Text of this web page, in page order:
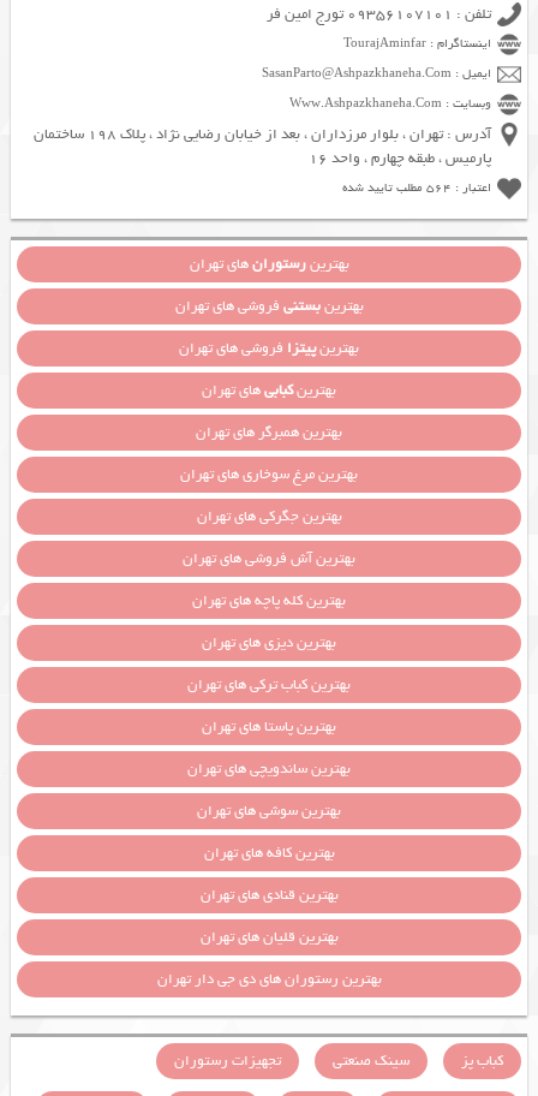
تلفن : 09356107101 تورج امین فر
اینستاگرام : TourajAminfar
ایمیل : SasanParto@Ashpazkhaneha.Com
وبسایت : Www.Ashpazkhaneha.Com
آدرس : تهران ، بلوار مرزداران ، بعد از خیابان رضایی نژاد ، پلاک 198 ساختمان
پارمیس ، طبقه چهارم ، واحد 16
اعتبار : 564 مطلب تایید شده
بهترینرستورانهای تهران
بهترینبستنی فروشی های تهران
بهترینپیتزا فروشی های تهران
بهترینکبابیهای تهران
بهترین همبرگر های تهران
بهترین مرغ سوخاری های تهران
بهترین جگرکی های تهران
بهترین آش فروشی های تهران
بهترین کله پاچه های تهران
بهترین دیزی های تهران
بهترین کباب ترکی های تهران
بهترین پاستا های تهران
بهترین ساندویچی های تهران
بهترین سوشی های تهران
بهترین کافه های تهران
بهترین قنادی های تهران
بهترین قلیان های تهران
بهترین رستوران های دی جی دار تهران
کباب پز سینک صنعتی
تجهیزات رستوران